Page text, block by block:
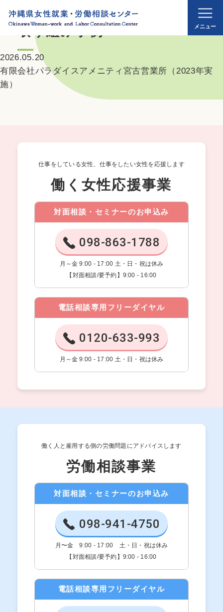
取り組み事例
2026.05.20
有限会社パラダイスアメニティ宮古営業所（2023年実
施）
仕事をしている女性、仕事をしたい女性を応援します
働く女性応援事業
対面相談・セミナーのお申込み
098-863-1788
月～金 9:00 - 17:00 土・日・祝は休み
【対面相談/要予約】9:00 - 16:00
電話相談専用フリーダイヤル
0120-633-993
月～金 9:00 - 17:00 土・日・祝は休み
働く人と雇用する側の労働問題にアドバイスします
労働相談事業
対面相談・セミナーのお申込み
098-941-4750
月〜金 9:00 - 17:00 土・日・祝は休み
【対面相談/要予約】9:00 - 16:00
電話相談専用フリーダイヤル